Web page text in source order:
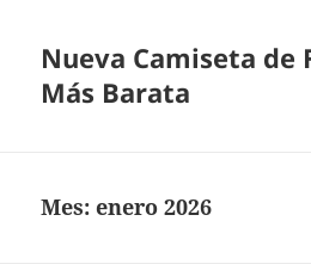
Nueva Camiseta de
Más Barata
Mes:enero 2026